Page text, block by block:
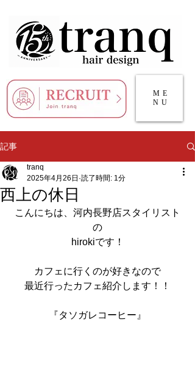
ME
NU
記事
西上の休日
tranq
2025年4月26日 読了時間: 1分
こんにちは、河内長野店スタイリスト
の
hirokiです！
カフェに行くのが好きなので
最近行ったカフェ紹介します！！
『タソガレコーヒー』